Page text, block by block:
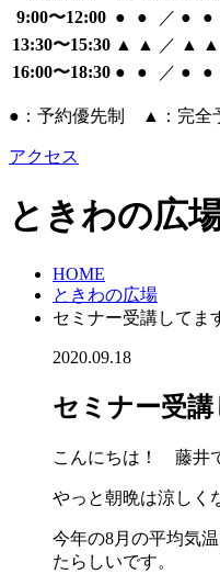
9:00〜12:00 ● ● ／ ● ●
13:30〜15:30 ▲ ▲ ／ ▲ ▲
16:00〜18:30 ● ● ／ ● ●
●：予約優先制 ▲：完全
アクセス
ときわの広
HOME
ときわの広場
セミナー受講してま
2020.09.18
セミナー受
こんにちは！ 藤井
やっと朝晩は涼しく
今年の8月の平均気
たらしいです。